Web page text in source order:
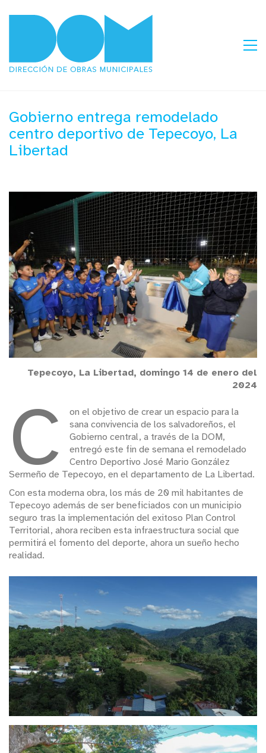
Gobierno entrega remodelado
centro deportivo de Tepecoyo, La
Libertad
Tepecoyo, La Libertad, domingo 14 de enero del
2024
C
on el objetivo de crear un espacio para la
sana convivencia de los salvadoreños, el
Gobierno central, a través de la DOM,
entregó este fin de semana el remodelado
Centro Deportivo José Mario González
Sermeño de Tepecoyo, en el departamento de La Libertad.
Con esta moderna obra, los más de 20 mil habitantes de
Tepecoyo además de ser beneficiados con un municipio
seguro tras la implementación del exitoso Plan Control
Territorial, ahora reciben esta infraestructura social que
permitirá el fomento del deporte, ahora un sueño hecho
realidad.